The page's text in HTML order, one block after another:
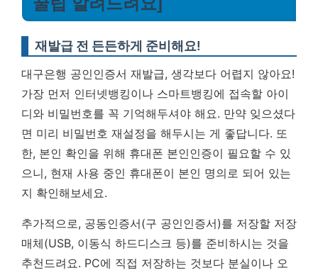
재발급 전 든든하게 준비해요!
대구은행 공인인증서 재발급, 생각보다 어렵지 않아요!
가장 먼저 인터넷뱅킹이나 스마트뱅킹에 접속할 아이
디와 비밀번호를 꼭 기억해두셔야 해요. 만약 잊으셨다
면 미리 비밀번호 재설정을 해두시는 게 좋답니다. 또
한, 본인 확인을 위해 휴대폰 본인인증이 필요할 수 있
으니, 현재 사용 중인 휴대폰이 본인 명의로 되어 있는
지 확인해보세요.
추가적으로, 공동인증서(구 공인인증서)를 저장할 저장
매체(USB, 이동식 하드디스크 등)를 준비하시는 것을
추천드려요. PC에 직접 저장하는 것보다 분실이나 오